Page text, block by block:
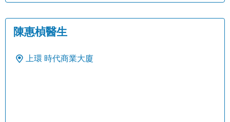
陳惠楨醫生
上環 時代商業大廈